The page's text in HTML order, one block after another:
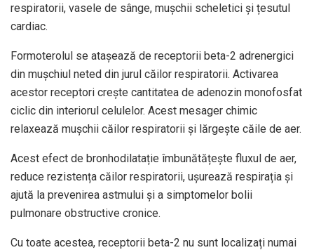
respiratorii, vasele de sânge, mușchii scheletici și țesutul
cardiac.
Formoterolul se atașează de receptorii beta-2 adrenergici
din mușchiul neted din jurul căilor respiratorii. Activarea
acestor receptori crește cantitatea de adenozin monofosfat
ciclic din interiorul celulelor. Acest mesager chimic
relaxează mușchii căilor respiratorii și lărgește căile de aer.
Acest efect de bronhodilatație îmbunătățește fluxul de aer,
reduce rezistența căilor respiratorii, ușurează respirația și
ajută la prevenirea astmului și a simptomelor bolii
pulmonare obstructive cronice.
Cu toate acestea, receptorii beta-2 nu sunt localizați numai